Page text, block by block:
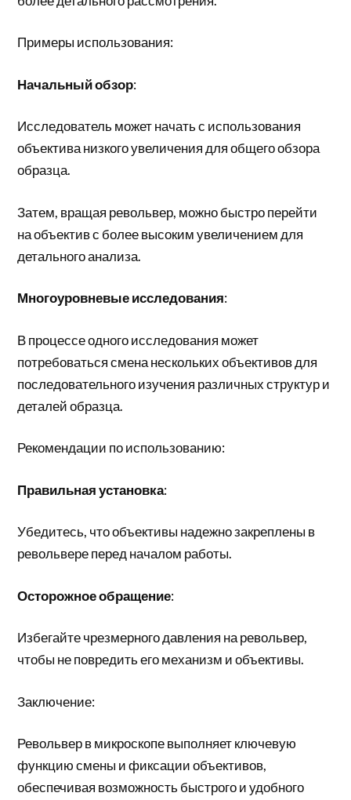
Примеры использования:
Начальный обзор:
Исследователь может начать с использования
объектива низкого увеличения для общего обзора
образца.
Затем, вращая револьвер, можно быстро перейти
на объектив с более высоким увеличением для
детального анализа.
Многоуровневые исследования:
В процессе одного исследования может
потребоваться смена нескольких объективов для
последовательного изучения различных структур и
деталей образца.
Рекомендации по использованию:
Правильная установка:
Убедитесь, что объективы надежно закреплены в
револьвере перед началом работы.
Осторожное обращение:
Избегайте чрезмерного давления на револьвер,
чтобы не повредить его механизм и объективы.
Заключение:
Револьвер в микроскопе выполняет ключевую
функцию смены и фиксации объективов,
обеспечивая возможность быстрого и удобного